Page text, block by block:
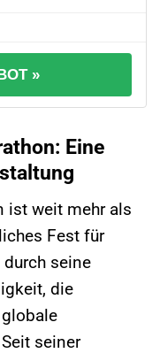
»
Eine
ist weit mehr als
Fest für
seine
die
seiner